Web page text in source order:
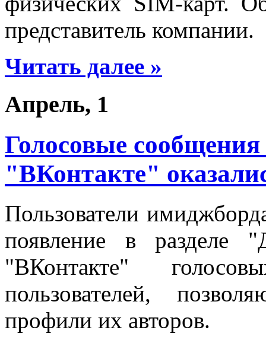
представитель компании.
Читать далее »
Апрель, 1
Голосовые
"ВКонтакте"
Пользователи
появление в разделе
"ВКонтакте"
пользователей,
профили их авторов.